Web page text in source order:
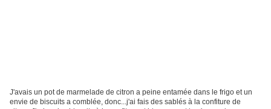
J'avais un pot de marmelade de citron a peine entamée dans le frigo et un
envie de biscuits a comblée, donc...j'ai fais des sablés à la confiture de